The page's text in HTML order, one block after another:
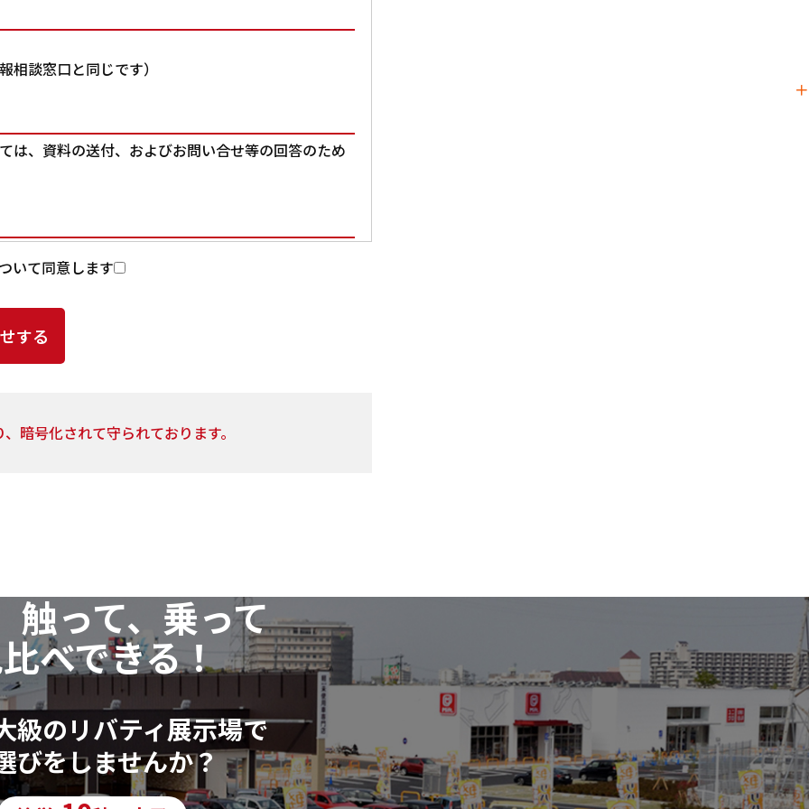
談窓口と同じです）
は、資料の送付、およびお問い合せ等の回答のため
いた個人情報の取扱いを委託する場合があります。
だいた個人情報に漏れや誤りがあった場合、資料
す。
っておりません。
いて同意します
暗号化されて守られております。
触って、乗って
べできる！
級のリバティ展示場で
びをしませんか？